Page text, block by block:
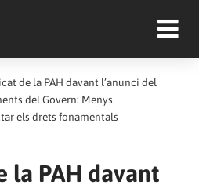
de la PAH davant l’anunci del
del Govern: Menys
els drets fonamentals
la PAH davant